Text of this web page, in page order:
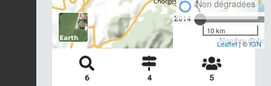
2014
Nombre
Non dégradées
10 km
Leaflet| ©IGN
6 4 5